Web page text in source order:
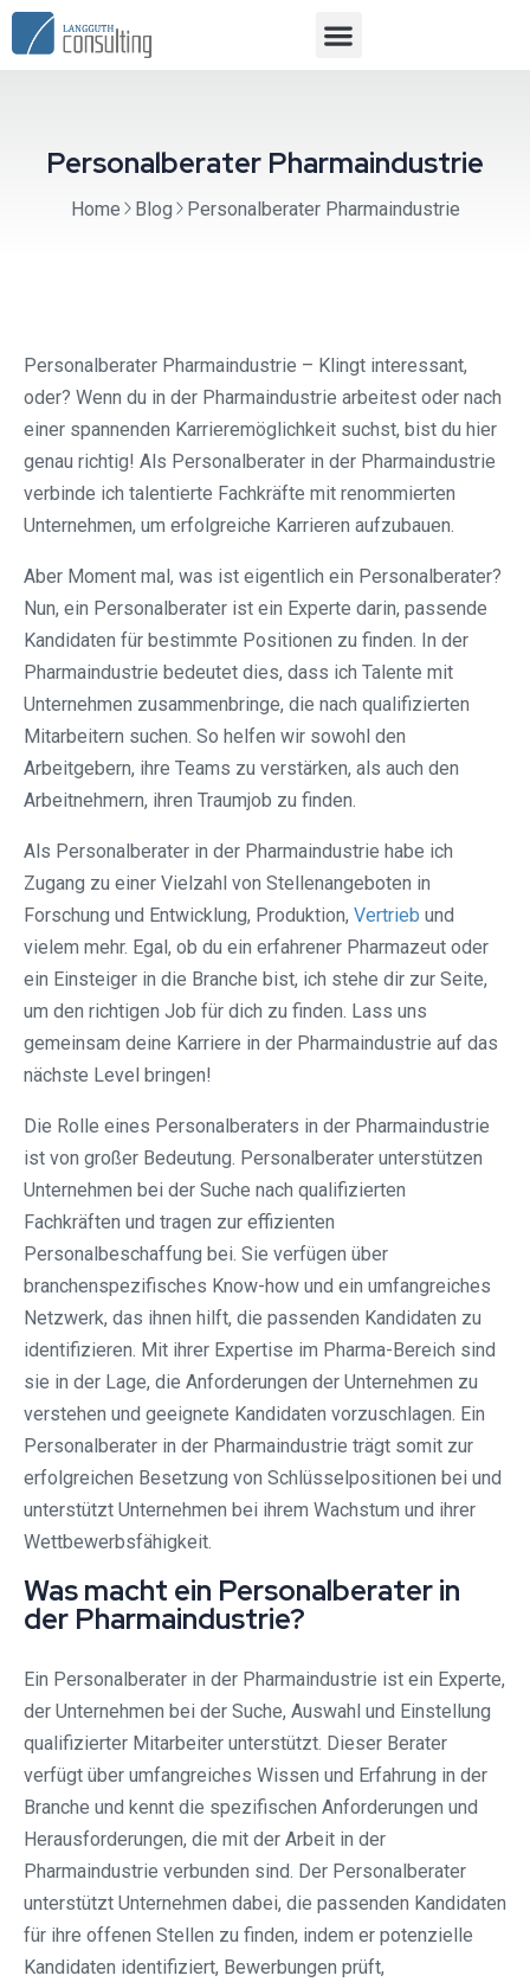
Personalberater Pharmaindustrie
Home Blog Personalberater Pharmaindustrie
Personalberater Pharmaindustrie – Klingt interessant,
oder? Wenn du in der Pharmaindustrie arbeitest oder nach
einer spannenden Karrieremöglichkeit suchst, bist du hier
genau richtig! Als Personalberater in der Pharmaindustrie
verbinde ich talentierte Fachkräfte mit renommierten
Unternehmen, um erfolgreiche Karrieren aufzubauen.
Aber Moment mal, was ist eigentlich ein Personalberater?
Nun, ein Personalberater ist ein Experte darin, passende
Kandidaten für bestimmte Positionen zu finden. In der
Pharmaindustrie bedeutet dies, dass ich Talente mit
Unternehmen zusammenbringe, die nach qualifizierten
Mitarbeitern suchen. So helfen wir sowohl den
Arbeitgebern, ihre Teams zu verstärken, als auch den
Arbeitnehmern, ihren Traumjob zu finden.
Als Personalberater in der Pharmaindustrie habe ich
Zugang zu einer Vielzahl von Stellenangeboten in
Forschung und Entwicklung, Produktion, Vertrieb und
vielem mehr. Egal, ob du ein erfahrener Pharmazeut oder
ein Einsteiger in die Branche bist, ich stehe dir zur Seite,
um den richtigen Job für dich zu finden. Lass uns
gemeinsam deine Karriere in der Pharmaindustrie auf das
nächste Level bringen!
Die Rolle eines Personalberaters in der Pharmaindustrie
ist von großer Bedeutung. Personalberater unterstützen
Unternehmen bei der Suche nach qualifizierten
Fachkräften und tragen zur effizienten
Personalbeschaffung bei. Sie verfügen über
branchenspezifisches Know-how und ein umfangreiches
Netzwerk, das ihnen hilft, die passenden Kandidaten zu
identifizieren. Mit ihrer Expertise im Pharma-Bereich sind
sie in der Lage, die Anforderungen der Unternehmen zu
verstehen und geeignete Kandidaten vorzuschlagen. Ein
Personalberater in der Pharmaindustrie trägt somit zur
erfolgreichen Besetzung von Schlüsselpositionen bei und
unterstützt Unternehmen bei ihrem Wachstum und ihrer
Wettbewerbsfähigkeit.
Was macht ein Personalberater in
der Pharmaindustrie?
Ein Personalberater in der Pharmaindustrie ist ein Experte,
der Unternehmen bei der Suche, Auswahl und Einstellung
qualifizierter Mitarbeiter unterstützt. Dieser Berater
verfügt über umfangreiches Wissen und Erfahrung in der
Branche und kennt die spezifischen Anforderungen und
Herausforderungen, die mit der Arbeit in der
Pharmaindustrie verbunden sind. Der Personalberater
unterstützt Unternehmen dabei, die passenden Kandidaten
für ihre offenen Stellen zu finden, indem er potenzielle
Kandidaten identifiziert, Bewerbungen prüft,